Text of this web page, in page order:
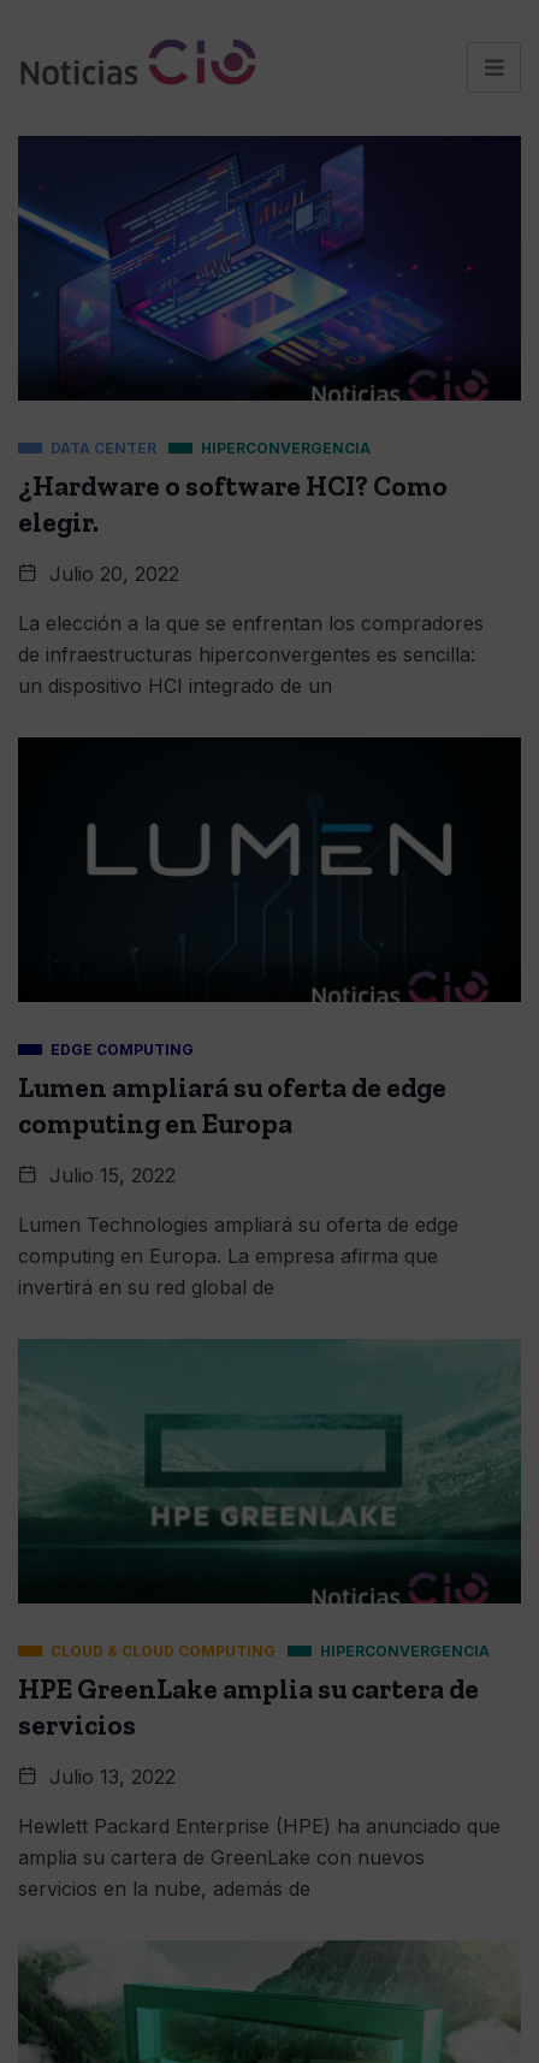
DATA CENTER HIPERCONVERGENCIA
¿Hardware o software HCI? Como
elegir.
Julio 20, 2022
La elección a la que se enfrentan los compradores
de infraestructuras hiperconvergentes es sencilla:
un dispositivo HCI integrado de un
EDGE COMPUTING
Lumen ampliará su oferta de edge
computing en Europa
Julio 15, 2022
Lumen Technologies ampliará su oferta de edge
computing en Europa. La empresa afirma que
invertirá en su red global de
CLOUD & CLOUD COMPUTING HIPERCONVERGENCIA
HPE GreenLake amplia su cartera de
servicios
Julio 13, 2022
Hewlett Packard Enterprise (HPE) ha anunciado que
amplia su cartera de GreenLake con nuevos
servicios en la nube, además de